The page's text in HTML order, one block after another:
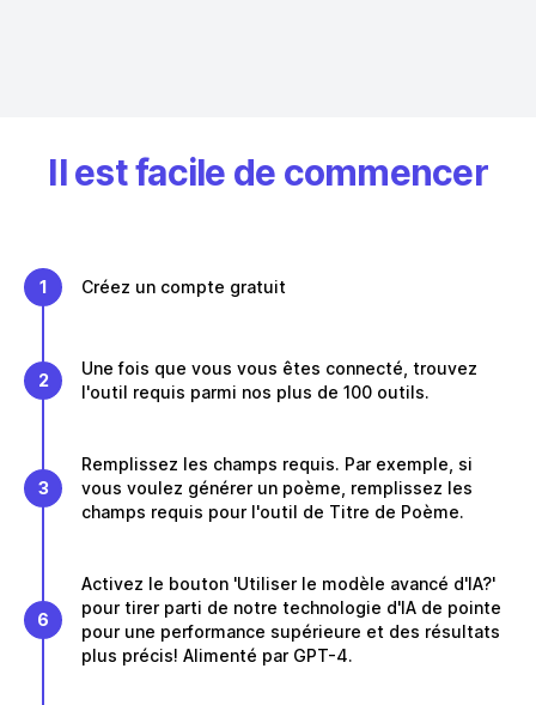
Il est facile de commencer
1 Créez un compte gratuit
2
Une fois que vous vous êtes connecté, trouvez
l'outil requis parmi nos plus de 100 outils.
3
Remplissez les champs requis. Par exemple, si
vous voulez générer un poème, remplissez les
champs requis pour l'outil de Titre de Poème.
6
Activez le bouton 'Utiliser le modèle avancé d'IA?'
pour tirer parti de notre technologie d'IA de pointe
pour une performance supérieure et des résultats
plus précis! Alimenté par GPT-4.